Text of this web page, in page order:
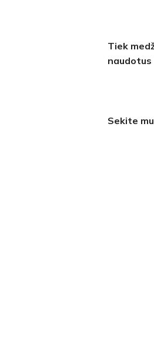
Tiek
naudotus
Sekite